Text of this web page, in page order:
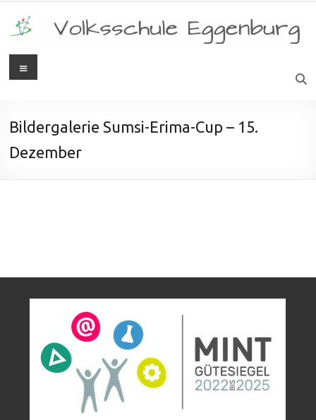
Bildergalerie Sumsi-Erima-Cup – 15.
Dezember